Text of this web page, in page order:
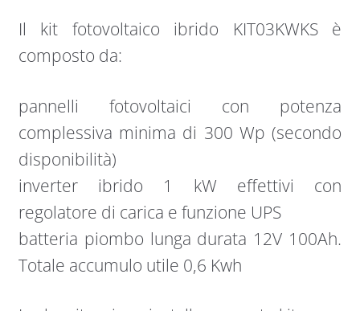
Il kit fotovoltaico ibrido KIT03KWKS è
composto da:
pannelli fotovoltaici con potenza
complessiva minima di 300 Wp (secondo
disponibilità)
inverter ibrido 1 kW effettivi con
regolatore di carica e funzione UPS
batteria piombo lunga durata 12V 100Ah.
Totale accumulo utile 0,6 Kwh